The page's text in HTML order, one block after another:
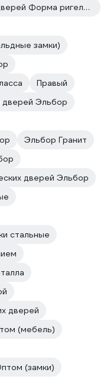
Назначение для металлических дверей Форма ригеля цилиндр
замки)
Правый
дверей Эльбор
Эльбор Гранит
дверей Эльбор
стальные
дверей
(мебель)
(замки)